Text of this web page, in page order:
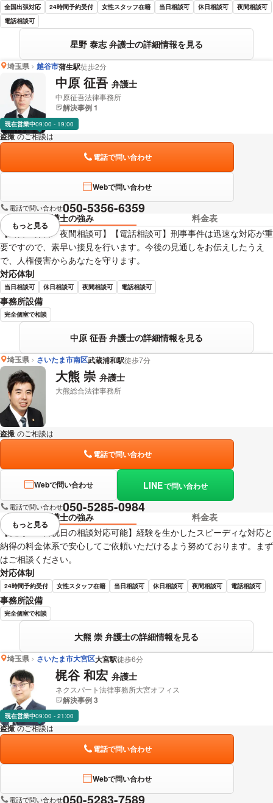
全国出張対応 24時間予約受付 女性スタッフ在籍 当日相談可 休日相談可
夜間相談可
電話相談可
星野 泰志 弁護士の詳細情報を見る
埼玉県 越谷市蒲生駅徒歩2分
中原 征吾 弁護士
中原征吾法律事務所
解決事例 1
現在営業中09:00 - 19:00
盗撮 のご相談は
電話で問い合わせ
Webで問い合わせ
電話で問い合わせ050-5356-6359
弁護士の強み
料金表
【当日・休日・夜間相談可】【電話相談可】刑事事件は迅速な対応が重
要ですので、素早い接見を行います。今後の見通しをお伝えしたうえ
で、人権侵害からあなたを守ります。
対応体制
当日相談可 休日相談可 夜間相談可 電話相談可
事務所設備
完全個室で相談
中原 征吾 弁護士の詳細情報を見る
視覚的に省略されている要素を
もっと見る
埼玉県 さいたま市南区武蔵浦和駅徒歩7分
大熊 崇 弁護士
大熊総合法律事務所
盗撮 のご相談は
電話で問い合わせ
Webで問い合わせ LINEで問い合わせ
電話で問い合わせ050-5285-0984
弁護士の強み
料金表
【夜間・土日祝日の相談対応可能】経験を生かしたスピーディな対応と
納得の料金体系で安心してご依頼いただけるよう努めております。まず
はご相談ください。
対応体制
24時間予約受付 女性スタッフ在籍 当日相談可 休日相談可 夜間相談可 電話相談可
事務所設備
完全個室で相談
大熊 崇 弁護士の詳細情報を見る
視覚的に省略されている要素を
もっと見る
埼玉県 さいたま市大宮区大宮駅徒歩6分
梶谷 和宏 弁護士
ネクスパート法律事務所大宮オフィス
解決事例 3
現在営業中09:00 - 21:00
盗撮 のご相談は
電話で問い合わせ
Webで問い合わせ
電話で問い合わせ050-5283-7589